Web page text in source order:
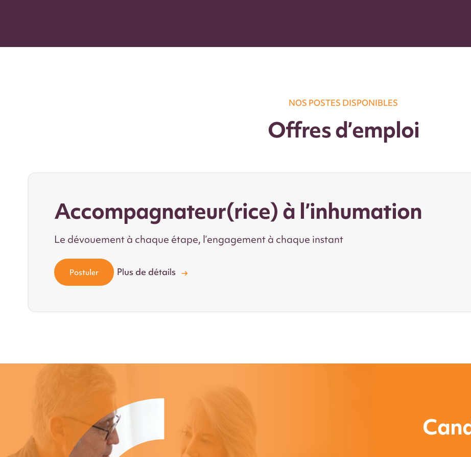
NOS POSTES DISPONIBLES
Offres d’emploi
Accompagnateur(rice) à l’inhumation
Le dévouement à chaque étape, l’engagement à chaque instant
Postuler Plus de détails